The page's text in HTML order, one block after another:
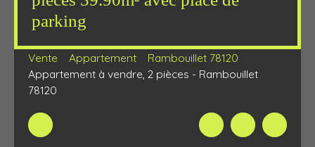
parking
Vente Appartement
Rambouillet 78120
Appartement à vendre, 2 pièces - Rambouillet
78120